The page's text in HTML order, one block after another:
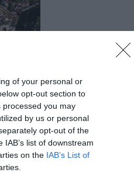
of your personal or
opt-out section to
you may
by us or personal
opt-out of the
list of downstream
on the IAB’s List of
metri,